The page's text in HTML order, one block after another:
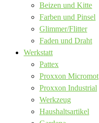
Beizen und Kitte
Farben und Pinsel
Glimmer/Flitter
Faden und Draht
Werkstatt
Pattex
Proxxon Micromot
Proxxon Industrial
Werkzeug
Haushaltsartikel